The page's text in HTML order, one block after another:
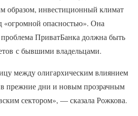
образом, инвестиционный климат
«огромной опасностью». Она
ПриватБанка должна быть
с бывшими владельцами.
между олигархическим влиянием
в прежние дни и новым прозрачным
сектором», — сказала Рожкова.